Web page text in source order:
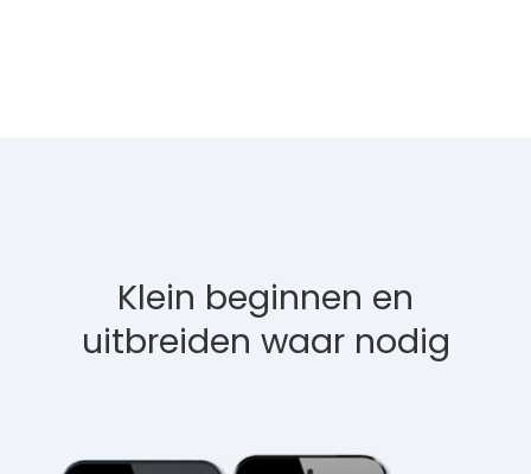
Klein beginnen en
uitbreiden waar nodig